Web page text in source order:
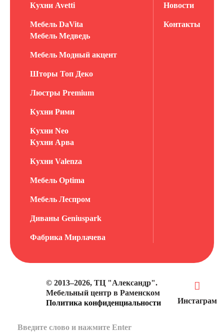
Кухни Avetti
Мебель DaVita
Мебель Медведь
Мебель Модный акцент
Шторы Топ Деко
Люстры Premium
Кухни Рими
Кухни Neo
Кухни Арва
Кухни Valenza
Мебель Optima
Мебель Леспром
Диваны Geniuspark
Фабрика Мирлачева
Новости
Контакты
© 2013–2026, ТЦ "Александр".
Мебельный центр в Раменском
Политика конфиденциальности
Инстаграм